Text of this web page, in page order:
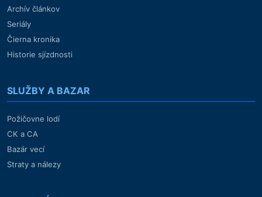
Archív článkov
Seriály
Čierna kronika
Historie sjízdnosti
SLUŽBY A BAZAR
Požičovne lodí
CK a CA
Bazár vecí
Straty a nálezy